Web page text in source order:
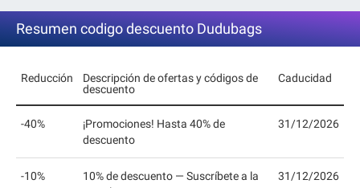
Resumen codigo descuento Dudubags
Reducción
Descripción de ofertas y códigos de
descuento
Caducidad
-40%
¡Promociones! Hasta 40% de
descuento
31/12/2026
-10%
10% de descuento — Suscríbete a la
31/12/2026